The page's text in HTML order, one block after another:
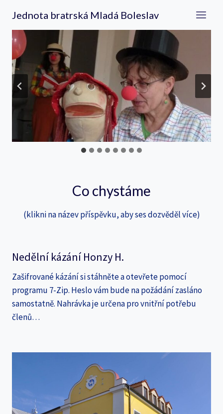
obsah
Jednota bratrská Mladá Boleslav
Co chystáme
(klikni na název příspěvku, aby ses dozvěděl více)
Nedělní kázání Honzy H.
Zašifrované kázání si stáhněte a otevřete pomocí
programu 7-Zip. Heslo vám bude na požádání zasláno
samostatně. Nahrávka je určena pro vnitřní potřebu
členů…